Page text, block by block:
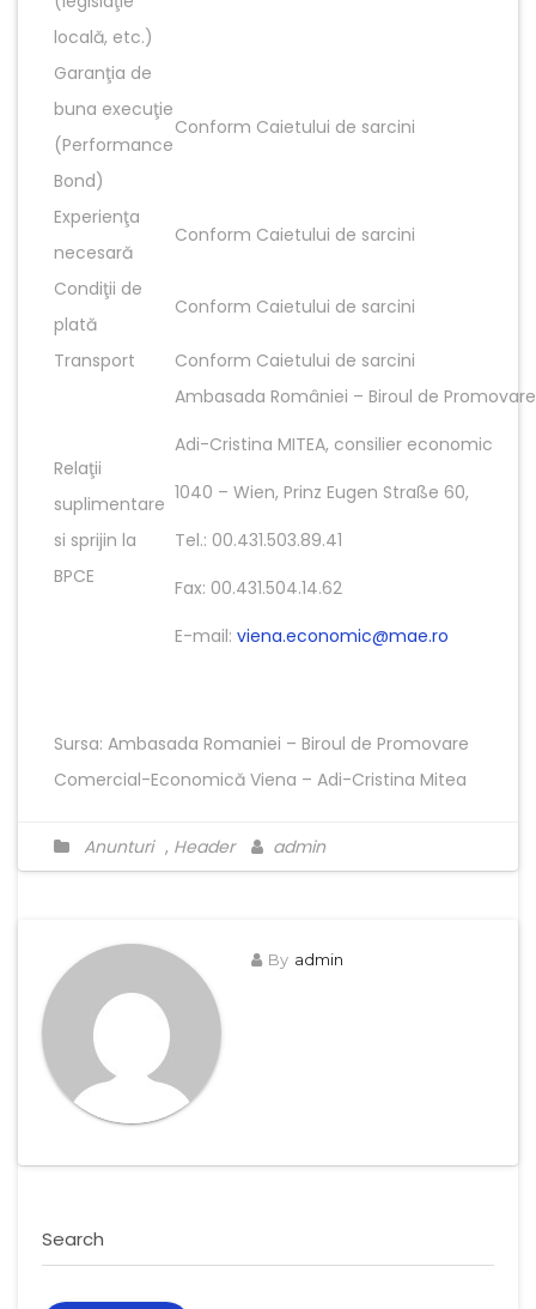
locală, etc.)
Garanţia de
buna execuţie
(Performance
Bond)
Conform Caietului de sarcini
Experienţa
necesară
Conform Caietului de sarcini
Condiţii de
plată
Conform Caietului de sarcini
Transport Conform Caietului de sarcini
Relaţii
suplimentare
si sprijin la
BPCE
Ambasada României – Biroul de
Adi-Cristina MITEA, consilier economic
1040 – Wien, Prinz Eugen Straße 60,
Tel.: 00.431.503.89.41
Fax: 00.431.504.14.62
E-mail: viena.economic@mae.ro
Sursa: Ambasada Romaniei – Biroul de Promovare
Comercial-Economică Viena – Adi-Cristina Mitea
Anunturi , Header admin
By admin
Search